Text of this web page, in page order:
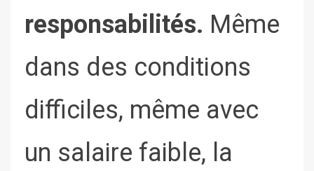
responsabilités. Même
dans des conditions
difficiles, même avec
un salaire faible, la